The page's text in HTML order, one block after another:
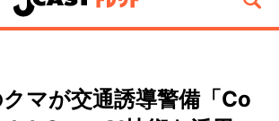
マが交通誘導警備「Co